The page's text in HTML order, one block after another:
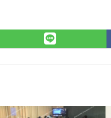
LINE
で